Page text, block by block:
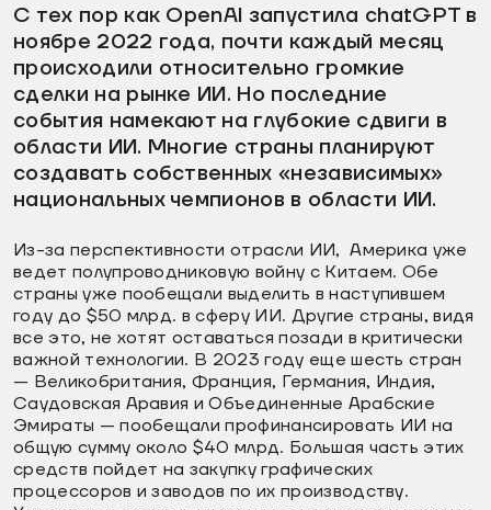
С тех пор как OpenAI запустила chatGPT в
ноябре 2022 года, почти каждый месяц
происходили относительно громкие
сделки на рынке ИИ. Но последние
события намекают на глубокие сдвиги в
области ИИ. Многие страны планируют
создавать собственных «независимых»
национальных чемпионов в области ИИ.
Из-за перспективности отрасли ИИ, Америка уже
ведет полупроводниковую войну с Китаем. Обе
страны уже пообещали выделить в наступившем
году до $50 млрд. в сферу ИИ. Другие страны, видя
все это, не хотят оставаться позади в критически
важной технологии. В 2023 году еще шесть стран
— Великобритания, Франция, Германия, Индия,
Саудовская Аравия и Объединенные Арабские
Эмираты — пообещали профинансировать ИИ на
общую сумму около $40 млрд. Большая часть этих
средств пойдет на закупку графических
процессоров и заводов по их производству.